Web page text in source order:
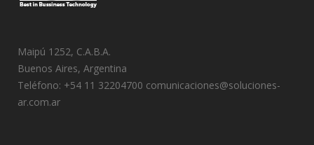
Maipú 1252, C.A.B.A.
Buenos Aires, Argentina
Teléfono: +54 11 32204700 comunicaciones@soluciones-
ar.com.ar